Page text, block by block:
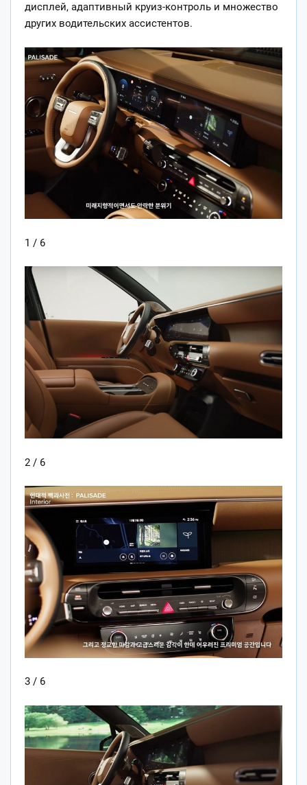
дисплей, адаптивный круиз-контроль и множество
других водительских ассистентов.
1 / 6
2 / 6
3 / 6